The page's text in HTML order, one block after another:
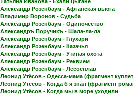
Татьяна Иванова - Ехали цыгане
Александр Розенбаум - Афганская вьюга
Владимир Воронов - Судьба
Александр Розенбаум - Одиночество
Александръ Поручикъ - Шала-ла-ла
Александр Розенбаум - Глухари
Александр Розенбаум - Казачья
Александр Розенбаум - Утиная охота
Александр Розенбаум - Реквием
Александр Розенбаум - Лесосплав
Леонид Утёсов - Одесса-мама (фрагмент
Леонид Утёсов - Когда б я знал (фрагмент
Леонид Утёсов - Когда мы в море уходили